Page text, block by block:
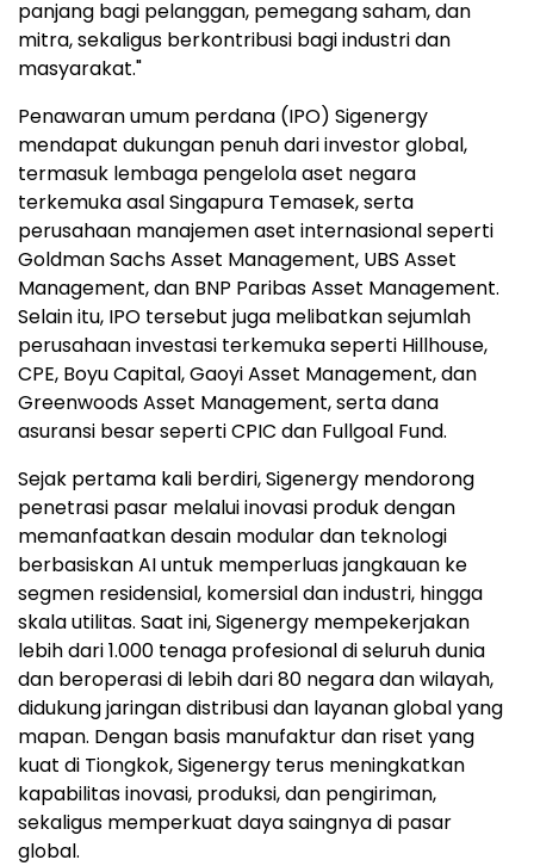
panjang bagi pelanggan, pemegang saham, dan
mitra, sekaligus berkontribusi bagi industri dan
masyarakat."
Penawaran umum perdana (IPO) Sigenergy
mendapat dukungan penuh dari investor global,
termasuk lembaga pengelola aset negara
terkemuka asal Singapura Temasek, serta
perusahaan manajemen aset internasional seperti
Goldman Sachs Asset Management, UBS Asset
Management, dan BNP Paribas Asset Management.
Selain itu, IPO tersebut juga melibatkan sejumlah
perusahaan investasi terkemuka seperti Hillhouse,
CPE, Boyu Capital, Gaoyi Asset Management, dan
Greenwoods Asset Management, serta dana
asuransi besar seperti CPIC dan Fullgoal Fund.
Sejak pertama kali berdiri, Sigenergy mendorong
penetrasi pasar melalui inovasi produk dengan
memanfaatkan desain modular dan teknologi
berbasiskan AI untuk memperluas jangkauan ke
segmen residensial, komersial dan industri, hingga
skala utilitas. Saat ini, Sigenergy mempekerjakan
lebih dari 1.000 tenaga profesional di seluruh dunia
dan beroperasi di lebih dari 80 negara dan wilayah,
didukung jaringan distribusi dan layanan global yang
mapan. Dengan basis manufaktur dan riset yang
kuat di Tiongkok, Sigenergy terus meningkatkan
kapabilitas inovasi, produksi, dan pengiriman,
sekaligus memperkuat daya saingnya di pasar
global.